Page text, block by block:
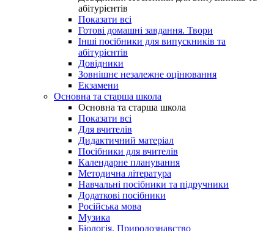
абітурієнтів
Показати всі
Готові домашні завдання. Твори
Інші посібники для випускників та
абітурієнтів
Довідники
Зовнішнє незалежне оцінювання
Екзамени
Основна та старша школа
Основна та старша школа
Показати всі
Для вчителів
Дидактичний матеріал
Посібники для вчителів
Календарне планування
Методична література
Навчальні посібники та підручники
Додаткові посібники
Російська мова
Музика
Біологія. Природознавство